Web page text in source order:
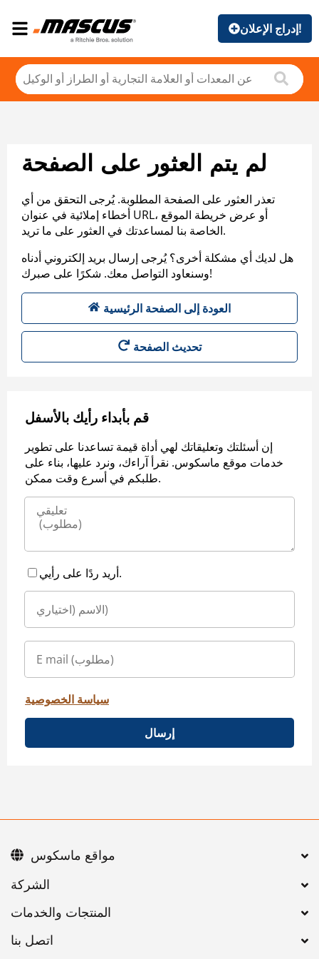
إدراج الإعلان!
لم يتم العثور على الصفحة
تعذر العثور على الصفحة المطلوبة. يُرجى التحقق من أي
أخطاء إملائية في عنوان URL، أو عرض خريطة الموقع
الخاصة بنا لمساعدتك في العثور على ما تريد.
هل لديك أي مشكلة أخرى؟ يُرجى إرسال بريد إلكتروني أدناه
وسنعاود التواصل معك. شكرًا على صبرك!
العودة إلى الصفحة الرئيسية
تحديث الصفحة
قم بأبداء رأيك بالأسفل
إن أسئلتك وتعليقاتك لهي أداة قيمة تساعدنا على تطوير
خدمات موقع ماسكوس. نقرأ آراءك، ونرد عليها، بناء على
طلبكم في أسرع وقت ممكن.
أريد ردًا على رأيي.
سياسة الخصوصية
إرسال
اتصل بنا
مواقع ماسكوس